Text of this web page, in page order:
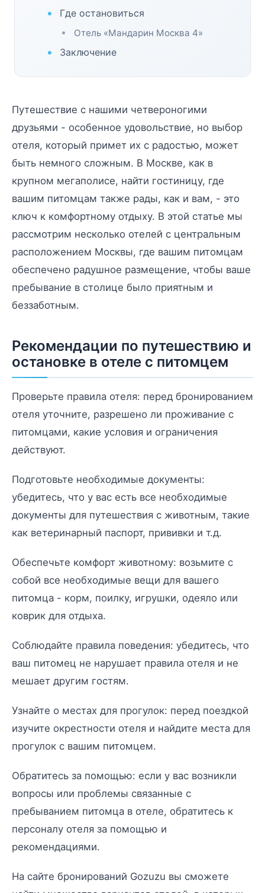
Где остановиться
Отель «Мандарин Москва 4»
Заключение
Путешествие с нашими четвероногими
друзьями - особенное удовольствие, но выбор
отеля, который примет их с радостью, может
быть немного сложным. В Москве, как в
крупном мегаполисе, найти гостиницу, где
вашим питомцам также рады, как и вам, - это
ключ к комфортному отдыху. В этой статье мы
рассмотрим несколько отелей с центральным
расположением Москвы, где вашим питомцам
обеспечено радушное размещение, чтобы ваше
пребывание в столице было приятным и
беззаботным.
Рекомендации по путешествию и
остановке в отеле с питомцем
Проверьте правила отеля: перед бронированием
отеля уточните, разрешено ли проживание с
питомцами, какие условия и ограничения
действуют.
Подготовьте необходимые документы:
убедитесь, что у вас есть все необходимые
документы для путешествия с животным, такие
как ветеринарный паспорт, прививки и т.д.
Обеспечьте комфорт животному: возьмите с
собой все необходимые вещи для вашего
питомца - корм, поилку, игрушки, одеяло или
коврик для отдыха.
Соблюдайте правила поведения: убедитесь, что
ваш питомец не нарушает правила отеля и не
мешает другим гостям.
Узнайте о местах для прогулок: перед поездкой
изучите окрестности отеля и найдите места для
прогулок с вашим питомцем.
Обратитесь за помощью: если у вас возникли
вопросы или проблемы связанные с
пребыванием питомца в отеле, обратитесь к
персоналу отеля за помощью и
рекомендациями.
На сайте бронирований Gozuzu вы сможете